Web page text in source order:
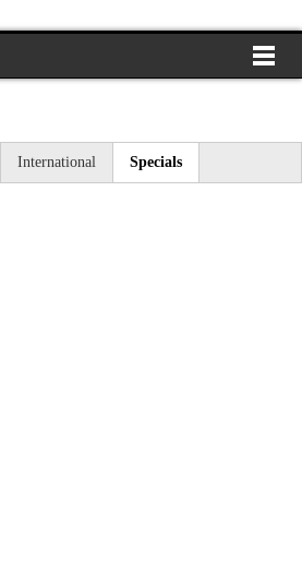
International Specials